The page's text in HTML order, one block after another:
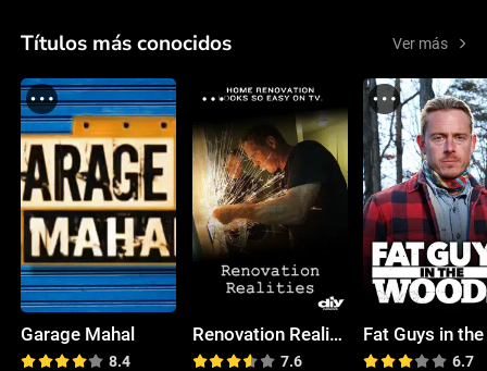
Títulos más conocidos Ver más
Garage Mahal
8.4
Renovation Realities
7.6 6.7